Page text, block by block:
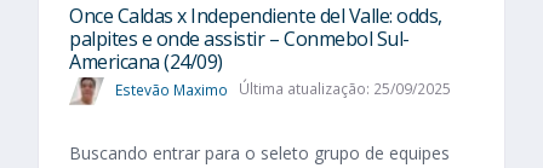
Once Caldas x Independiente del Valle: odds,
palpites e onde assistir – Conmebol Sul-
Americana (24/09)
Estevão Maximo Última atualização: 25/09/2025
Buscando entrar para o seleto grupo de equipes